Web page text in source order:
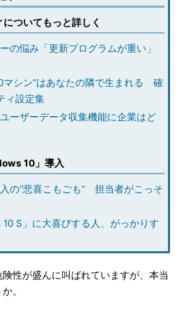
ついてもっと詳しく
の悩み「更新プログラムが重い」
マシン”はあなたの隣で生まれる 確
ィ設定集
ユーザーデータ収集機能に企業はど
10」導入
入の“悲喜こもごも” 担当者がこっそ
S」に大喜びする人、がっかりす
性が盛んに叫ばれていますが、本当
。